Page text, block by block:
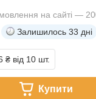
на сайті —
Залишилось 33 дні
₴ від 10 шт.
Купити